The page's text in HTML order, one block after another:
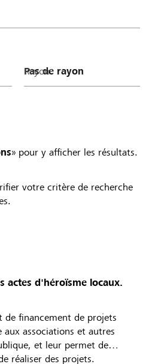
Rayon
» pour y afficher les résultats.
votre critère de recherche
actes d'héroïsme locaux.
de financement de projets
aux associations et autres
et leur permet de
réaliser des projets.